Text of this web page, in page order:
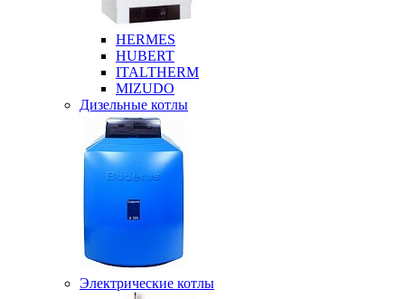
HERMES
HUBERT
ITALTHERM
MIZUDO
Дизельные котлы
Электрические котлы